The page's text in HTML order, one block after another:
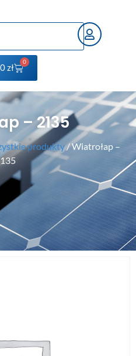
zł
0
– 2135
produkty/ Wiatrołap –